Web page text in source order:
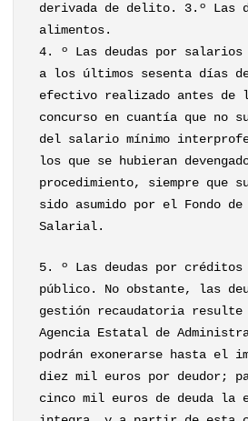
derivada de delito. 3.º Las
alimentos.
4. º Las deudas por salarios
a los últimos sesenta días
efectivo realizado antes de
concurso en cuantía que no
del salario mínimo
los que se hubieran
procedimiento, siempre que
sido asumido por el Fondo de
Salarial.
5. º Las deudas por créditos
público. No obstante, las
gestión recaudatoria resulte
Agencia Estatal de
podrán exonerarse hasta el
diez mil euros por deudor;
cinco mil euros de deuda la